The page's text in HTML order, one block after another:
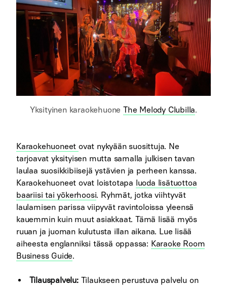
Yksityinen karaokehuoneThe Melody Clubilla.
Karaokehuoneetovat nykyään suosittuja. Ne
tarjoavat yksityisen mutta samalla julkisen tavan
laulaa suosikkibiisejä ystävien ja perheen kanssa.
Karaokehuoneet ovat loistotapa luoda lisätuottoa
baariisi tai yökerhoosi. Ryhmät, jotka viihtyvät
laulamisen parissa viipyvät ravintoloissa yleensä
kauemmin kuin muut asiakkaat. Tämä lisää myös
ruuan ja juoman kulutusta illan aikana. Lue lisää
aiheesta englanniksi tässä oppassa: Karaoke Room
Business Guide.
Tilauspalvelu: Tilaukseen perustuva palvelu on